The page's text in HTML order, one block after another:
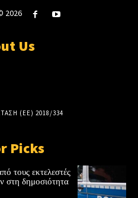
2026
Us
(ΕΕ) 2018/334
Picks
τους εκτελεστές
δημοσιότητα